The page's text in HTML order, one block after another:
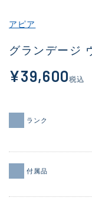
その他
新商品
価格
アピア
グランデージ
¥39,600税込
ランク
付属品